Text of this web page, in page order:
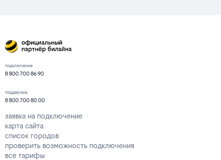
подключение
8 800 700 86 90
поддержка
8 800 700 80 00
заявка на подключение
карта сайта
список городов
проверить возможность подключения
все тарифы